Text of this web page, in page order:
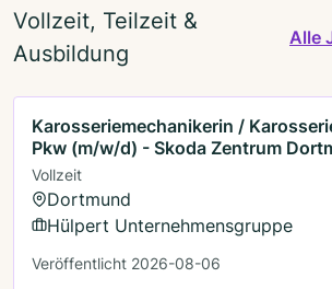
Vollzeit, Teilzeit &
Ausbildung
Alle
Karosseriemechanikerin /
Pkw (m/w/d) - Skoda Zentrum
Vollzeit
Dortmund
Hülpert Unternehmensgruppe
Veröffentlicht 2026-08-06